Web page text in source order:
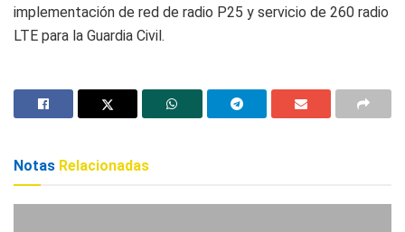
implementación de red de radio P25 y servicio de 260 radio
LTE para la Guardia Civil.
Notas Relacionadas